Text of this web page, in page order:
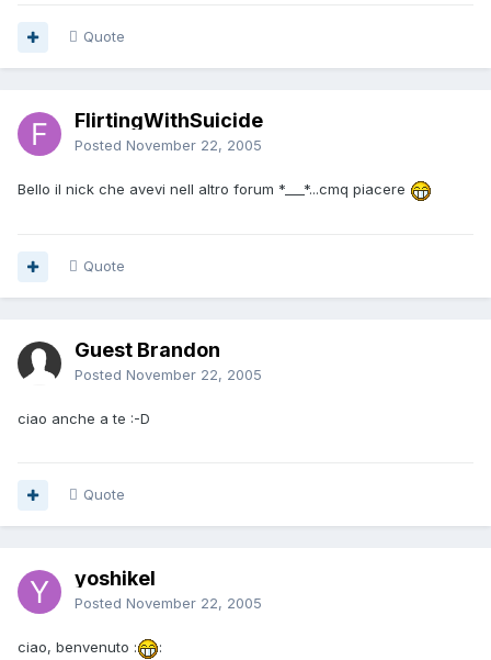
Quote
FlirtingWithSuicide
Posted November 22, 2005
Bello il nick che avevi nell altro forum *___*...cmq piacere
Quote
Guest Brandon
Posted November 22, 2005
ciao anche a te :-D
Quote
yoshikel
Posted November 22, 2005
ciao, benvenuto : :